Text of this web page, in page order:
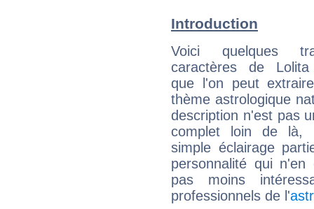
Introduction
Voici quelques
caractères de
que l'on peut
thème astrologique
description n'est pas
complet loin de là,
simple éclairage
personnalité qui n'en
pas moins
professionnels de l'